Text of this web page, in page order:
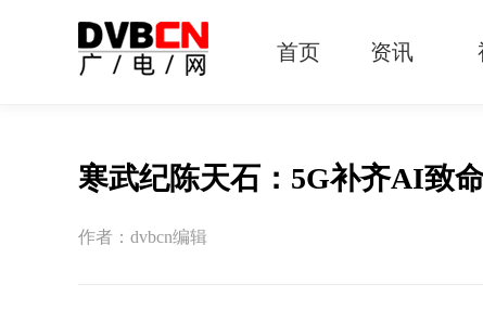
首页 资讯
寒武纪陈天石：5G补齐AI致
作者：dvbcn编辑